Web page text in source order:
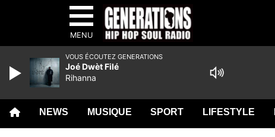
MENU
NEWS MUSIQUE SPORT LIFESTYLE
VOUS ÉCOUTEZ GENERATIONS
Joé Dwèt Filé
Rihanna